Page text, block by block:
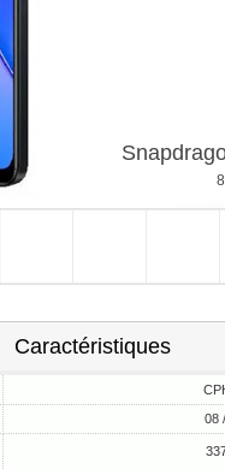
Caractéristiques
08